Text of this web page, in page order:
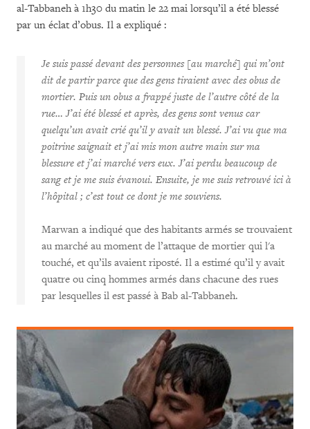
al-Tabbaneh à 1h30 du matin le 22 mai lorsqu’il a été blessé
par un éclat d’obus. Il a expliqué :
Je suis passé devant des personnes [au marché] qui m’ont
dit de partir parce que des gens tiraient avec des obus de
mortier. Puis un obus a frappé juste de l’autre côté de la
rue… J’ai été blessé et après, des gens sont venus car
quelqu’un avait crié qu’il y avait un blessé. J’ai vu que ma
poitrine saignait et j’ai mis mon autre main sur ma
blessure et j’ai marché vers eux. J’ai perdu beaucoup de
sang et je me suis évanoui. Ensuite, je me suis retrouvé ici à
l’hôpital ; c’est tout ce dont je me souviens.
Marwan a indiqué que des habitants armés se trouvaient
au marché au moment de l’attaque de mortier qui l'a
touché, et qu’ils avaient riposté. Il a estimé qu’il y avait
quatre ou cinq hommes armés dans chacune des rues
par lesquelles il est passé à Bab al-Tabbaneh.